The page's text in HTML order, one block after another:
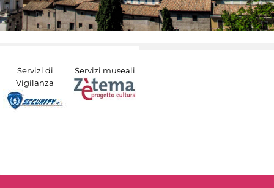
Servizi di
Vigilanza
Servizi museali